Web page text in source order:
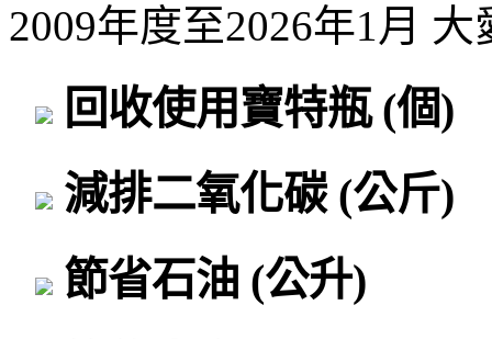
2009年度至2026年1月
回收使用寶特瓶 (個)
減排二氧化碳 (公斤)
節省石油 (公升)